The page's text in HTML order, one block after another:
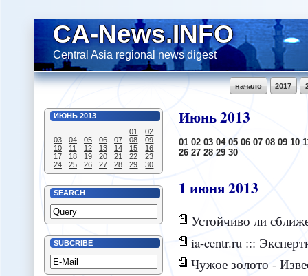
CA-News.INFO
Central Asia regional news digest
2017
начало
ИЮНЬ 2013
01
02
03
04 05 06 07 08
09
10
11 12 13 14 15
16
17
18 19 20 21 22
23
24
25 26 27 28 29 30
SEARCH
SUBCRIBE
Июнь2013
01 02 03 04 05 06 07 08 09 10
26 27 28 29 30
1июня2013
Устойчиво ли сближение
ia-centr.ru ::: Экспертная
Чужое золото -